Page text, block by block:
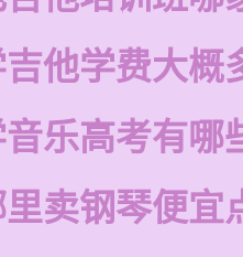
他学费大概
乐高考有哪
卖钢琴便宜